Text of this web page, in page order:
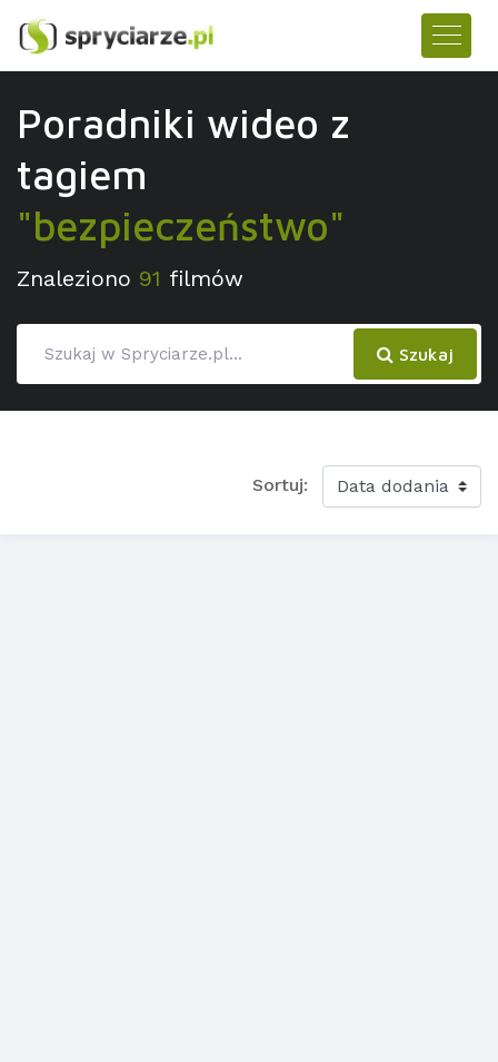
Poradniki wideo z
tagiem
"bezpieczeństwo"
Znaleziono 91 filmów
Szukaj
Sortuj: